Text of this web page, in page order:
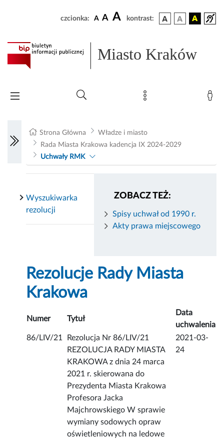
czcionka: A A A kontrast:
Miasto Kraków
Strona Główna
Władze i miasto
Rada Miasta Krakowa kadencja IX 2024-2029
Uchwały RMK
ZOBACZ TEŻ:
Spisy uchwał od 1990 r.
Akty prawa miejscowego
Wyszukiwarka
rezolucji
Rezolucje Rady Miasta
Krakowa
Numer Tytuł
Data
uchwalenia
86/LIV/21
Rezolucja Nr 86/LIV/21
REZOLUCJA RADY MIASTA
KRAKOWA z dnia 24 marca
2021 r. skierowana do
Prezydenta Miasta Krakowa
Profesora Jacka
Majchrowskiego W sprawie
wymiany sodowych opraw
oświetleniowych na ledowe
2021-03-
24